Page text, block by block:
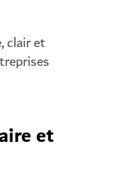
clair et
et